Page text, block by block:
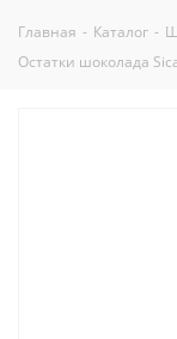
Главная - Каталог -
Остатки шоколада